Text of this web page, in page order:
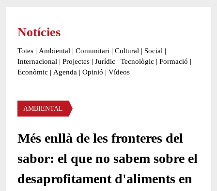
Notícies
Totes | Ambiental | Comunitari | Cultural | Social |
Internacional | Projectes | Jurídic | Tecnològic | Formació |
Econòmic | Agenda | Opinió | Vídeos
Àmbit de la notícia
AMBIENTAL
Més enllà de les fronteres del
sabor: el que no sabem sobre el
desaprofitament d'aliments en